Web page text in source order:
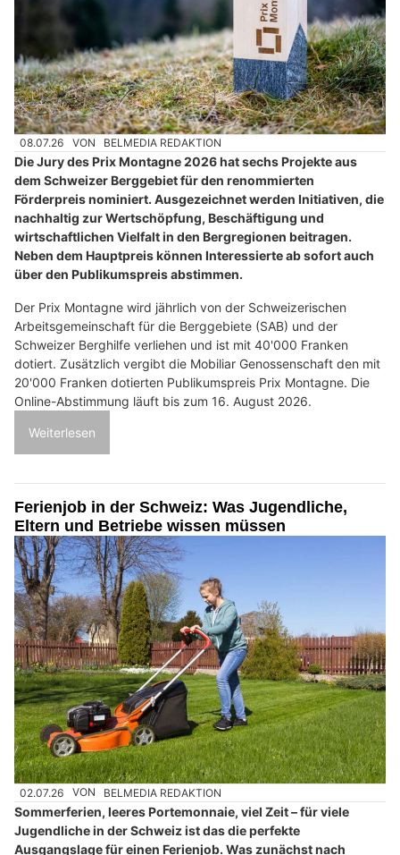
08.07.26 VON BELMEDIA REDAKTION
Die Jury des Prix Montagne 2026 hat sechs Projekte aus
dem Schweizer Berggebiet für den renommierten
Förderpreis nominiert. Ausgezeichnet werden Initiativen, die
nachhaltig zur Wertschöpfung, Beschäftigung und
wirtschaftlichen Vielfalt in den Bergregionen beitragen.
Neben dem Hauptpreis können Interessierte ab sofort auch
über den Publikumspreis abstimmen.
Der Prix Montagne wird jährlich von der Schweizerischen
Arbeitsgemeinschaft für die Berggebiete (SAB) und der
Schweizer Berghilfe verliehen und ist mit 40'000 Franken
dotiert. Zusätzlich vergibt die Mobiliar Genossenschaft den mit
20'000 Franken dotierten Publikumspreis Prix Montagne. Die
Online-Abstimmung läuft bis zum 16. August 2026.
Weiterlesen
Ferienjob in der Schweiz: Was Jugendliche,
Eltern und Betriebe wissen müssen
02.07.26 VON BELMEDIA REDAKTION
Sommerferien, leeres Portemonnaie, viel Zeit – für viele
Jugendliche in der Schweiz ist das die perfekte
Ausgangslage für einen Ferienjob. Was zunächst nach